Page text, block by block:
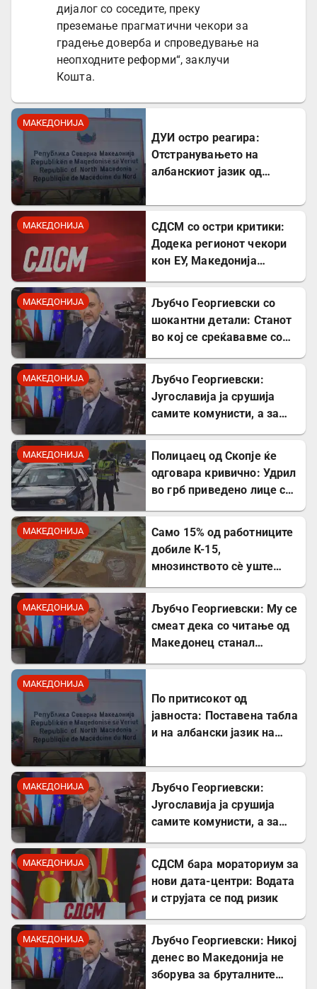
дијалог со соседите, преку
преземање прагматични чекори за
градење доверба и спроведување на
неопходните реформи“, заклучи
Кошта.
МАКЕДОНИЈА
ДУИ остро реагира:
Отстранувањето на
албанскиот јазик од
тешка провокација
МАКЕДОНИЈА
СДСМ со остри критики:
Додека регионот чекори
кон ЕУ, Македонија
МАКЕДОНИЈА
Љубчо Георгиевски со
шокантни детали: Станот
во кој се среќававме со
МАКЕДОНИЈА
Љубчо Георгиевски:
Југославија ја срушија
самите комунисти, а за
молчеа освен мене
МАКЕДОНИЈА
Полицаец од Скопје ќе
одговара кривично: Удрил
во грб приведено лице со
МАКЕДОНИЈА
Само 15% од работниците
добиле К-15,
мнозинството сè уште
МАКЕДОНИЈА
Љубчо Георгиевски: Му се
смеат дека со читање од
Македонец станал
интелектуалец
МАКЕДОНИЈА
По притисокот од
јавноста: Поставена табла
и на албански јазик на
МАКЕДОНИЈА
Љубчо Георгиевски:
Југославија ја срушија
самите комунисти, а за
МАКЕДОНИЈА
СДСМ бара мораториум за
нови дата-центри: Водата
и струјата се под ризик
МАКЕДОНИЈА
Љубчо Георгиевски: Никој
денес во Македонија не
зборува за бруталните